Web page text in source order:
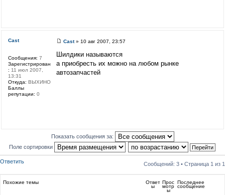
Cast» 10 авг 2007, 23:57
Шилдики называются
а приобресть их можно на любом рынке
автозапчастей
Cast
Сообщения: 7
Зарегистрирован
: 11 июл 2007,
13:31
Откуда: ВЫХИНО
Баллы
репутации: 0
Показать сообщения за:
Поле сортировки
Ответить Сообщений: 3 • Страница 1 из 1
Похожие темы Ответ
ы
Прос
мотр
ы
Последнее
сообщение